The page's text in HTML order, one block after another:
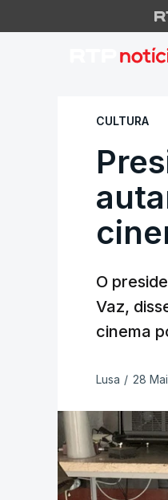
CULTURA
O
Vaz,
cinema
Lusa / 28